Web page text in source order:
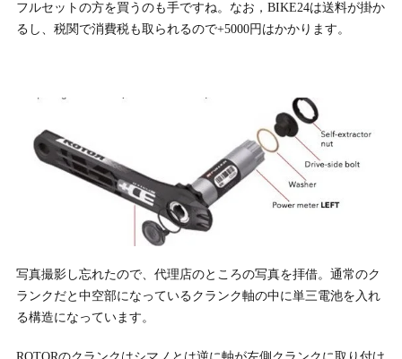
フルセットの方を買うのも手ですね。なお，BIKE24は送料が掛か
るし、税関で消費税も取られるので+5000円はかかります。
写真撮影し忘れたので、代理店のところの写真を拝借。通常のク
ランクだと中空部になっているクランク軸の中に単三電池を入れ
る構造になっています。